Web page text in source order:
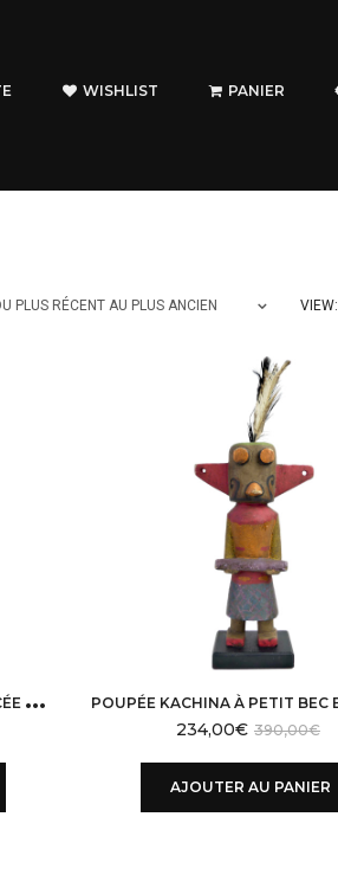
WISHLIST PANIER
PLUS RÉCENT AU PLUS ANCIEN VIEW:
P
OUPÉE KACHINA À OREILLE PERCÉE ET PETIT BEC EN BOIS LÉGER HOPI USA
390,00€
234,00€
AJOUTER AU PANIER